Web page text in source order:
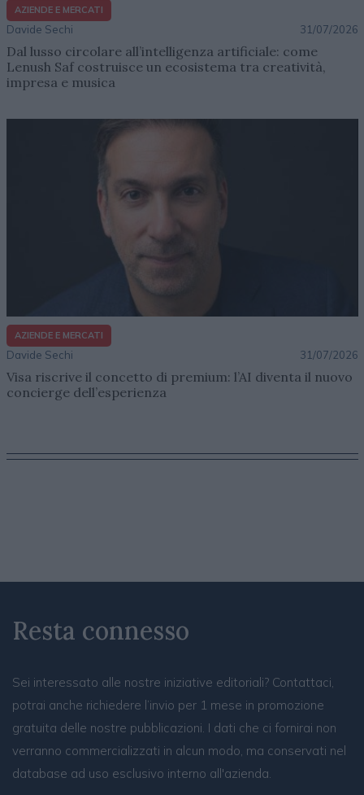
AZIENDE E MERCATI
Davide Sechi 31/07/2026
Dal lusso circolare all’intelligenza artificiale: come
Lenush Saf costruisce un ecosistema tra creatività,
impresa e musica
AZIENDE E MERCATI
Davide Sechi 31/07/2026
Visa riscrive il concetto di premium: l’AI diventa il nuovo
concierge dell’esperienza
Resta connesso
Sei interessato alle nostre iniziative editoriali? Contattaci,
potrai anche richiedere l’invio per 1 mese in promozione
gratuita delle nostre pubblicazioni. I dati che ci fornirai non
verranno commercializzati in alcun modo, ma conservati nel
database ad uso esclusivo interno all'azienda.